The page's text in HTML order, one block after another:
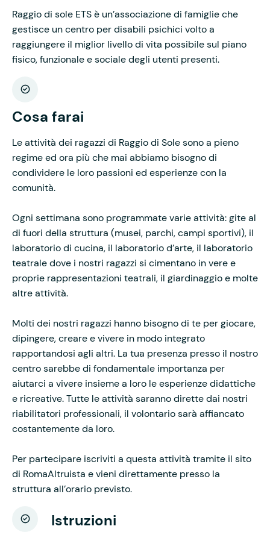
Raggio di sole ETS è un’associazione di famiglie che
gestisce un centro per disabili psichici volto a
raggiungere il miglior livello di vita possibile sul piano
fisico, funzionale e sociale degli utenti presenti.
Cosa farai
Le attività dei ragazzi di Raggio di Sole sono a pieno
regime ed ora più che mai abbiamo bisogno di
condividere le loro passioni ed esperienze con la
comunità.
Ogni settimana sono programmate varie attività: gite al
di fuori della struttura (musei, parchi, campi sportivi), il
laboratorio di cucina, il laboratorio d’arte, il laboratorio
teatrale dove i nostri ragazzi si cimentano in vere e
proprie rappresentazioni teatrali, il giardinaggio e molte
altre attività.
Molti dei nostri ragazzi hanno bisogno di te per giocare,
dipingere, creare e vivere in modo integrato
rapportandosi agli altri. La tua presenza presso il nostro
centro sarebbe di fondamentale importanza per
aiutarci a vivere insieme a loro le esperienze didattiche
e ricreative. Tutte le attività saranno dirette dai nostri
riabilitatori professionali, il volontario sarà affiancato
costantemente da loro.
Per partecipare iscriviti a questa attività tramite il sito
di RomaAltruista e vieni direttamente presso la
struttura all’orario previsto.
Istruzioni